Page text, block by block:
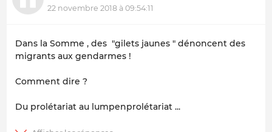
22 novembre 2018 à 09:54:11
Dans la Somme , des "gilets jaunes " dénoncent des
migrants aux gendarmes !
Comment dire ?
Du prolétariat au lumpenprolétariat ...